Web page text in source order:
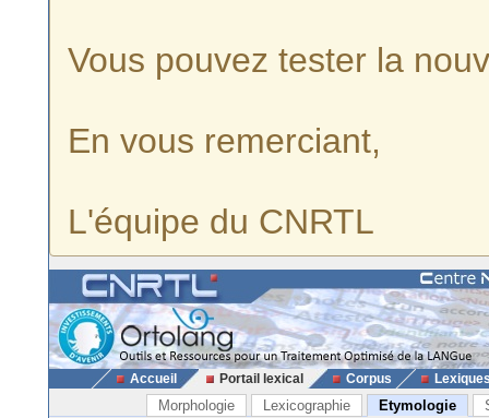
Vous pouvez tester la
En vous remerciant,
L'équipe du CNRTL
Accueil Portail lexical Corpus
Morphologie Lexicographie Etymologie